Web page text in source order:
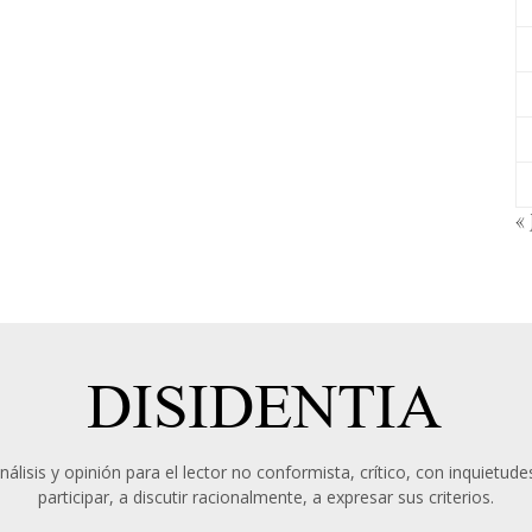
«
y opinión para el lector no conformista, crítico, con
participar, a discutir racionalmente, a expresar sus criterios.